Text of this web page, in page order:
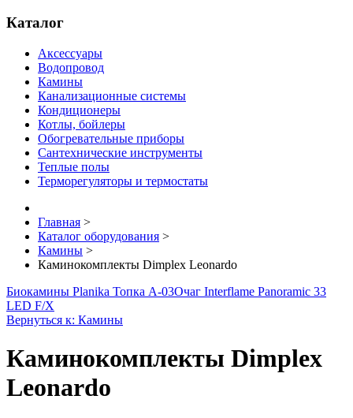
Каталог
Аксессуары
Водопровод
Камины
Канализационные системы
Кондиционеры
Котлы, бойлеры
Обогревательные приборы
Сантехнические инструменты
Теплые полы
Терморегуляторы и термостаты
Главная >
Каталог оборудования >
Камины >
Каминокомплекты Dimplex Leonardo
Биокамины Planika Топка A-03Очаг Interflame Panoramic 33
LED F/X
Вернуться к: Камины
Каминокомплекты Dimplex
Leonardo